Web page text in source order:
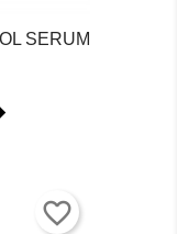
SERUM
favorite_border